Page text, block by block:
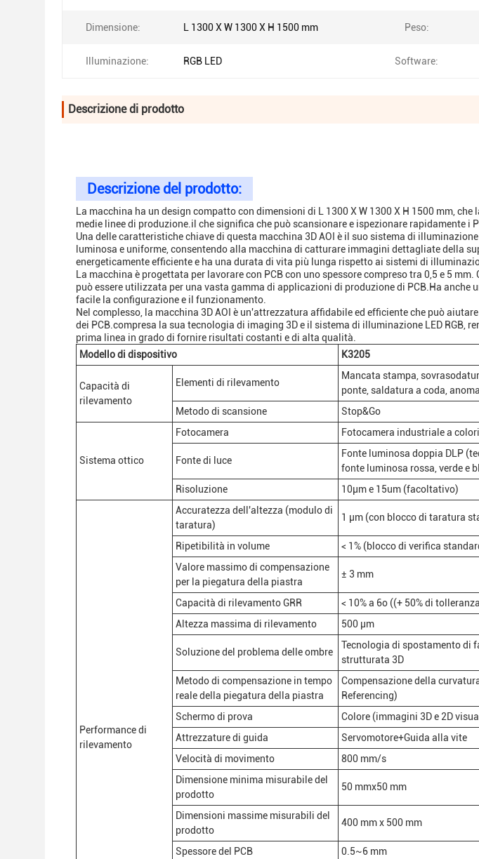
Dimensione: L 1300 X W 1300 X H 1500 mm Peso:
Illuminazione: RGB LED Software:
Descrizione di prodotto
Descrizione del prodotto:
La macchina ha un design compatto con dimensioni di L 1300 X W 1300 X H 1500 mm,
medie linee di produzione.il che significa che può scansionare e ispezionare rapidamente i
Una delle caratteristiche chiave di questa macchina 3D AOI è il suo sistema di
luminosa e uniforme, consentendo alla macchina di catturare immagini dettagliate della
energeticamente efficiente e ha una durata di vita più lunga rispetto ai sistemi di
La macchina è progettata per lavorare con PCB con uno spessore compreso tra 0,5 e 5
può essere utilizzata per una vasta gamma di applicazioni di produzione di PCB.Ha anche
facile la configurazione e il funzionamento.
Nel complesso, la macchina 3D AOI è un'attrezzatura affidabile ed efficiente che può
dei PCB.compresa la sua tecnologia di imaging 3D e il sistema di illuminazione LED RGB,
prima linea in grado di fornire risultati costanti e di alta qualità.
Modello di dispositivo
K3205
Capacità di
rilevamento
Elementi di rilevamento
Mancata stampa,
ponte, saldatura a coda,
Metodo di scansione
Stop&Go
Sistema ottico
Fotocamera Fotocamera industriale a
Fonte di luce
Fonte luminosa doppia DLP
fonte luminosa rossa, verde e
Risoluzione
10μm e 15um (facoltativo)
Performance di
rilevamento
Accuratezza dell'altezza (modulo di
taratura)
1 μm (con blocco di taratura
Ripetibilità in volume
< 1% (blocco di verifica
Valore massimo di compensazione
per la piegatura della piastra
± 3 mm
Capacità di rilevamento GRR
< 10% a 6o ((+ 50% di
Altezza massima di rilevamento
500 μm
Soluzione del problema delle ombre
Tecnologia di spostamento di
strutturata 3D
Metodo di compensazione in tempo
reale della piegatura della piastra
Compensazione della
Referencing)
Schermo di prova
Colore (immagini 3D e 2D
Attrezzature di guida
Servomotore+Guida alla vite
Velocità di movimento
800 mm/s
Dimensione minima misurabile del
prodotto
50 mmx50 mm
Dimensioni massime misurabili del
prodotto
400 mm x 500 mm
Spessore del PCB
0.5~6 mm